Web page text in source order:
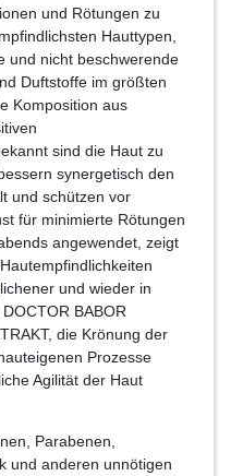
und Rötungen zu
Hauttypen,
und nicht beschwerende
Duftstoffe im größten
Komposition aus
sind die Haut zu
synergetisch den
und schützen vor
für minimierte Rötungen
angewendet, zeigt
und wieder in
BABOR
die Krönung der
Prozesse
Agilität der Haut
Parabenen,
und anderen unnötigen